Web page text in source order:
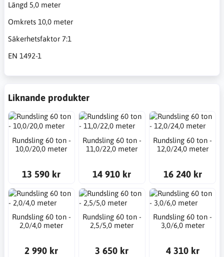
Längd 5,0 meter
Omkrets 10,0 meter
Säkerhetsfaktor 7:1
EN 1492-1
Liknande produkter
Rundsling 60 ton -
10,0/20,0 meter
13 590 kr
Rundsling 60 ton -
11,0/22,0 meter
14 910 kr
Rundsling 60 ton -
12,0/24,0 meter
16 240 kr
Rundsling 60 ton -
2,0/4,0 meter
2 990 kr
Rundsling 60 ton -
2,5/5,0 meter
3 650 kr
Rundsling 60 ton -
3,0/6,0 meter
4 310 kr